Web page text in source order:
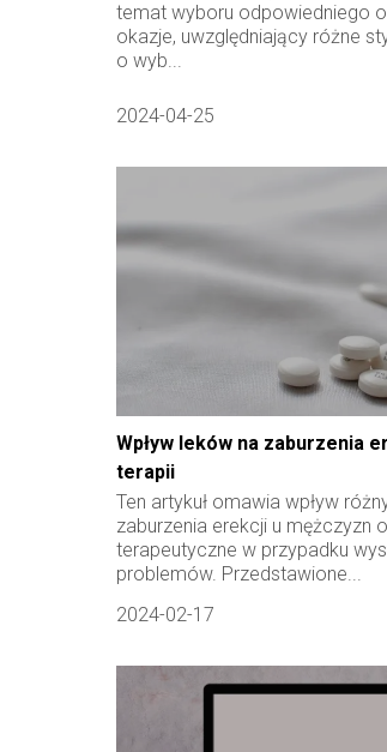
temat wyboru odpowiedniego
okazje, uwzględniający różne
o wyb...
2024-04-25
Wpływ leków na zaburzenia
terapii
Ten artykuł omawia wpływ
zaburzenia erekcji u mężczyzn
terapeutyczne w przypadku
problemów. Przedstawione...
2024-02-17